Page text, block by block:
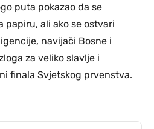
puta pokazao da se
papiru, ali ako se ostvari
navijači Bosne i
za veliko slavlje i
finala Svjetskog prvenstva.